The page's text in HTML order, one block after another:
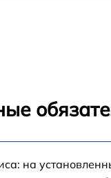
Studio
Studio
5К
на